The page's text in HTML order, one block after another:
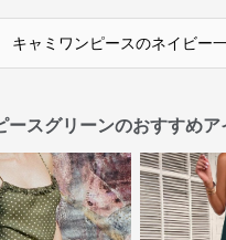
キャミワンピースのネイビー
ースグリーンのおすすめア